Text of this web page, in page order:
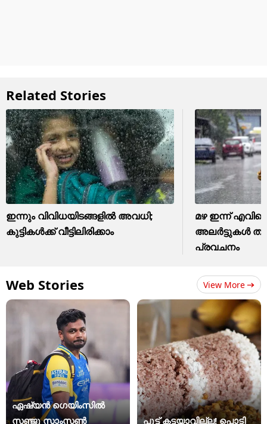
Related Stories
ഇന്നും വിവിധയിടങ്ങളില്‍ അവധി;
കുട്ടികള്‍ക്ക് വീട്ടിലിരിക്കാം
മഴ ഇന്ന്
അലർട്ടുകൾ
പ്രവചനം
Web Stories View More
ഏഷ്യന്‍ ഗെയിംസില്‍
സഞ്ജു സാംസണ്‍
പുട്ട് കട്ടയാവില്ല! പൊടി